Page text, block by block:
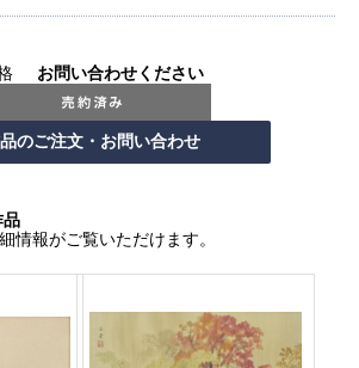
お問い合わせください
品
情報がご覧いただけます。